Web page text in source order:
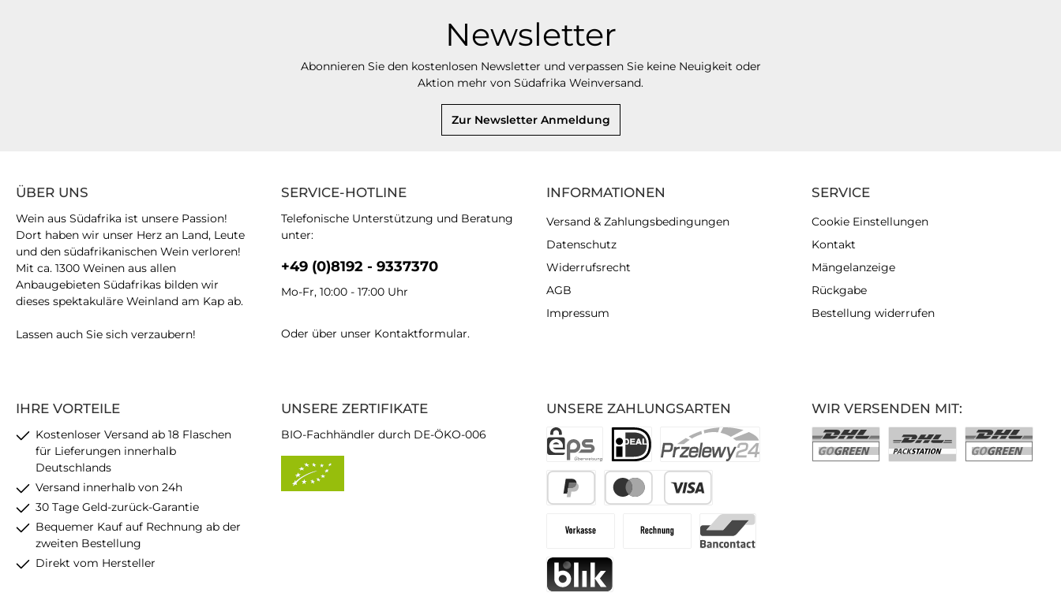
Newsletter
Abonnieren Sie den kostenlosen Newsletter und verpassen Sie keine Neuigkeit oder
Aktion mehr von Südafrika Weinversand.
Zur Newsletter Anmeldung
SERVICE-HOTLINE
Telefonische Unterstützung und Beratung
unter:
+49 (0)8192 - 9337370
Mo-Fr, 10:00 - 17:00 Uhr
Oder über unser Kontaktformular.
IHRE VORTEILE
Kostenloser Versand ab 18 Flaschen
für Lieferungen innerhalb
Deutschlands
Versand innerhalb von 24h
30 Tage Geld-zurück-Garantie
Bequemer Kauf auf Rechnung ab der
zweiten Bestellung
Direkt vom Hersteller
UNSERE ZAHLUNGSARTEN
ÜBER UNS
Wein aus Südafrika ist unsere Passion!
Dort haben wir unser Herz an Land, Leute
und den südafrikanischen Wein verloren!
Mit ca. 1300 Weinen aus allen
Anbaugebieten Südafrikas bilden wir
dieses spektakuläre Weinland am Kap ab.
Lassen auch Sie sich verzaubern!
UNSERE ZERTIFIKATE
BIO-Fachhändler durch DE-ÖKO-006
INFORMATIONEN
Versand & Zahlungsbedingungen
Datenschutz
Widerrufsrecht
AGB
Impressum
SERVICE
Cookie Einstellungen
Kontakt
Mängelanzeige
Rückgabe
Bestellung widerrufen
WIR VERSENDEN MIT: